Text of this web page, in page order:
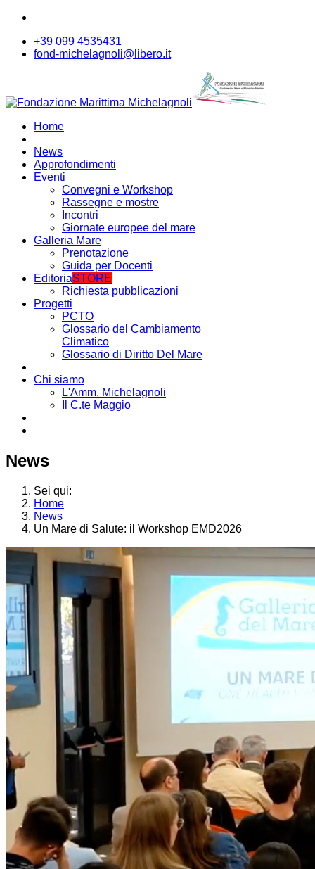
+39 099 4535431
fond-michelagnoli@libero.it
Home
News
Approfondimenti
Eventi
Convegni e Workshop
Rassegne e mostre
Incontri
Giornate europee del mare
Galleria Mare
Prenotazione
Guida per Docenti
EditoriaSTORE
Richiesta pubblicazioni
Progetti
PCTO
Glossario del Cambiamento
Climatico
Glossario di Diritto Del Mare
Chi siamo
L'Amm. Michelagnoli
Il C.te Maggio
News
Sei qui:
Home
News
Un Mare di Salute: il Workshop EMD2026